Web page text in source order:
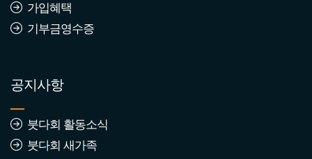
가입혜택
기부금영수증
공지사항
붓다회 활동소식
붓다회 새가족